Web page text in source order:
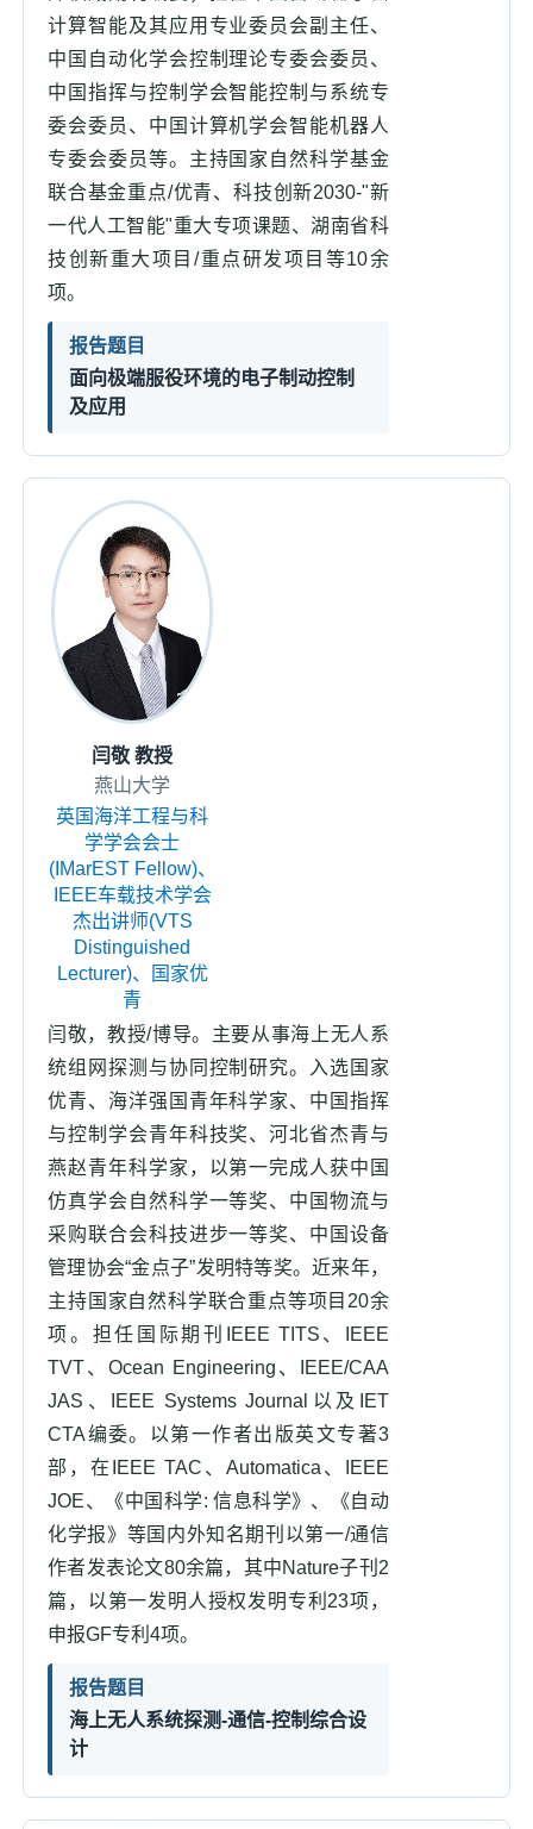
计算智能及其应用专业委员会副主任、
中国自动化学会控制理论专委会委员、
中国指挥与控制学会智能控制与系统专
委会委员、中国计算机学会智能机器人
专委会委员等。主持国家自然科学基金
联合基金重点/优青、科技创新2030-"新
一代人工智能"重大专项课题、湖南省科
技创新重大项目/重点研发项目等10余
项。
报告题目
面向极端服役环境的电子制动控制
及应用
闫敬 教授
燕山大学
英国海洋工程与科
学学会会士
(IMarEST Fellow)、
IEEE车载技术学会
杰出讲师(VTS
Distinguished
Lecturer)、国家优
青
闫敬，教授/博导。主要从事海上无人系
统组网探测与协同控制研究。入选国家
优青、海洋强国青年科学家、中国指挥
与控制学会青年科技奖、河北省杰青与
燕赵青年科学家，以第一完成人获中国
仿真学会自然科学一等奖、中国物流与
采购联合会科技进步一等奖、中国设备
管理协会“金点子”发明特等奖。近来年，
主持国家自然科学联合重点等项目20余
项。担任国际期刊IEEE TITS、IEEE
TVT、Ocean Engineering、IEEE/CAA
JAS、IEEE Systems Journal以及IET
CTA编委。以第一作者出版英文专著3
部，在IEEE TAC、Automatica、IEEE
JOE、《中国科学: 信息科学》、《自动
化学报》等国内外知名期刊以第一/通信
作者发表论文80余篇，其中Nature子刊2
篇，以第一发明人授权发明专利23项，
申报GF专利4项。
报告题目
海上无人系统探测-通信-控制综合设
计